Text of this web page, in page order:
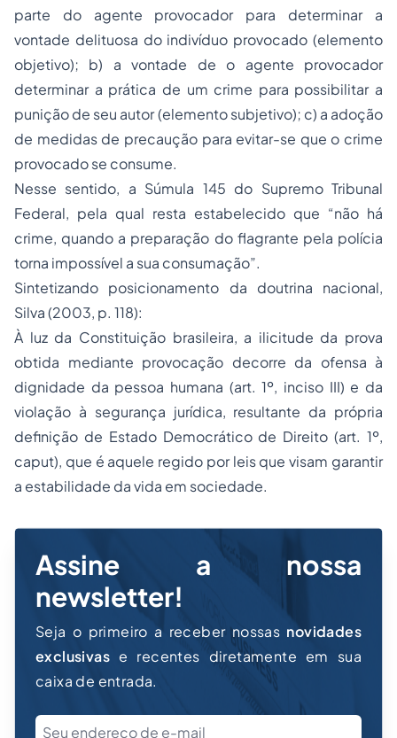
parte do agente provocador para determinar a
vontade delituosa do indivíduo provocado (elemento
objetivo); b) a vontade de o agente provocador
determinar a prática de um crime para possibilitar a
punição de seu autor (elemento subjetivo); c) a adoção
de medidas de precaução para evitar-se que o crime
provocado se consume.
Nesse sentido, a Súmula 145 do Supremo Tribunal
Federal, pela qual resta estabelecido que “não há
crime, quando a preparação do flagrante pela polícia
torna impossível a sua consumação”.
Sintetizando posicionamento da doutrina nacional,
Silva (2003, p. 118):
À luz da Constituição brasileira, a ilicitude da prova
obtida mediante provocação decorre da ofensa à
dignidade da pessoa humana (art. 1º, inciso III) e da
violação à segurança jurídica, resultante da própria
definição de Estado Democrático de Direito (art. 1º,
caput), que é aquele regido por leis que visam garantir
a estabilidade da vida em sociedade.
Assine a nossa
newsletter!
Seja o primeiro a receber nossas novidades
exclusivas e recentes diretamente em sua
caixa de entrada.